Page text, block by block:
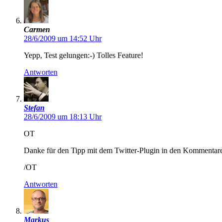
Carmen
28/6/2009 um 14:52 Uhr
Yepp, Test gelungen:-) Tolles Feature!
Antworten
Stefan
28/6/2009 um 18:13 Uhr
OT
Danke für den Tipp mit dem Twitter-Plugin in den
/OT
Antworten
Markus